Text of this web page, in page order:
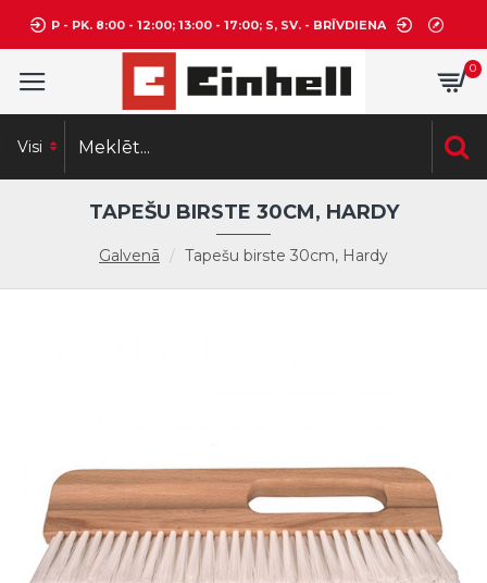
P - PK. 8:00 - 12:00; 13:00 - 17:00; S, SV. - BRĪVDIENA
0
Visi
Galvenā Tapešu birste 30cm, Hardy
TAPEŠU BIRSTE 30CM, HARDY